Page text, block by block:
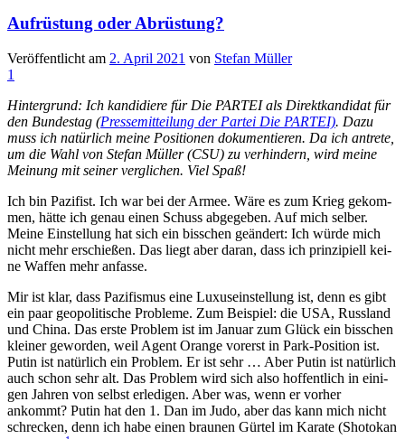
Aufrüstung oder Abrüstung?
Veröffentlicht am 2. April 2021 von Stefan Müller
1
Hin­ter­grund: Ich kan­di­die­re für Die PARTEI als Direkt­kan­di­dat für
den Bun­des­tag (Pres­se­mit­tei­lung der Par­tei Die PARTEI). Dazu
muss ich natür­lich mei­ne Posi­tio­nen doku­men­tie­ren. Da ich antre­te,
um die Wahl von Ste­fan Mül­ler (CSU) zu ver­hin­dern, wird mei­ne
Mei­nung mit sei­ner ver­gli­chen. Viel Spaß!
Ich bin Pazi­fist. Ich war bei der Armee. Wäre es zum Krieg gekom­
men, hät­te ich genau einen Schuss abge­ge­ben. Auf mich sel­ber.
Mei­ne Ein­stel­lung hat sich ein biss­chen geän­dert: Ich wür­de mich
nicht mehr erschie­ßen. Das liegt aber dar­an, dass ich prin­zi­pi­ell kei­
ne Waf­fen mehr anfasse.
Mir ist klar, dass Pazi­fis­mus eine Luxus­ein­stel­lung ist, denn es gibt
ein paar geo­po­li­ti­sche Pro­ble­me. Zum Bei­spiel: die USA, Russ­land
und Chi­na. Das ers­te Pro­blem ist im Janu­ar zum Glück ein biss­chen
klei­ner gewor­den, weil Agent Oran­ge vor­erst in Park-Posi­ti­on ist.
Putin ist natür­lich ein Pro­blem. Er ist sehr … Aber Putin ist natür­lich
auch schon sehr alt. Das Pro­blem wird sich also hof­fent­lich in eini­
gen Jah­ren von selbst erle­di­gen. Aber was, wenn er vor­her
ankommt? Putin hat den 1. Dan im Judo, aber das kann mich nicht
schre­cken, denn ich habe einen brau­nen Gür­tel im Kara­te (Sho­to­kan